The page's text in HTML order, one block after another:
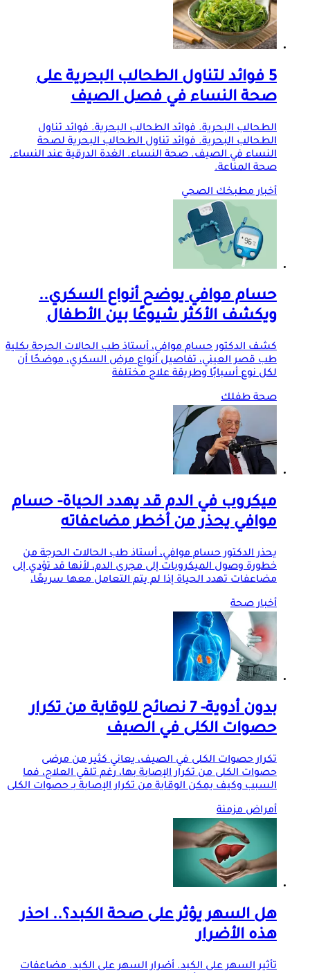
5 فوائد لتناول الطحالب البحرية على
صحة النساء في فصل الصيف
الطحالب البحرية. فوائد الطحالب البحرية. فوائد تناول
الطحالب البحرية. فوائد تناول الطحالب البحرية لصحة
النساء في الصيف. صحة النساء. الغدة الدرقية عند النساء.
صحة المناعة.
أخبار مطبخك الصحي
حسام موافي يوضح أنواع السكري..
ويكشف الأكثر شيوعًا بين الأطفال
كشف الدكتور حسام موافي، أستاذ طب الحالات الحرجة بكلية
طب قصر العيني، تفاصيل أنواع مرض السكري، موضحًا أن
لكل نوع أسبابًا وطريقة علاج مختلفة
صحة طفلك
ميكروب في الدم قد يهدد الحياة- حسام
موافي يحذر من أخطر مضاعفاته
يحذر الدكتور حسام موافي، أستاذ طب الحالات الحرجة من
خطورة وصول الميكروبات إلى مجرى الدم، لأنها قد تؤدي إلى
مضاعفات تهدد الحياة إذا لم يتم التعامل معها سريعًا،
أخبار صحة
بدون أدوية- 7 نصائح للوقاية من تكرار
حصوات الكلى في الصيف
تكرار حصوات الكلى في الصيف، يعاني كثير من مرضى
حصوات الكلى من تكرار الإصابة بها، رغم تلقي العلاج، فما
السبب وكيف يمكن الوقاية من تكرار الإصابة بـ حصوات الكلى
أمراض مزمنة
هل السهر يؤثر على صحة الكبد؟.. احذر
هذه الأضرار
تأثير السهر على الكبد. أضرار السهر على الكبد. مضاعفات